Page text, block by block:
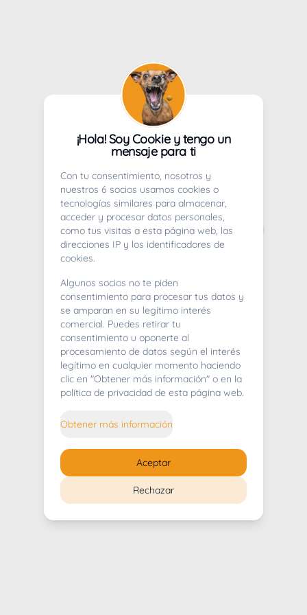
404
Whoops! Lo sentimos mucho.
¡Hola! Soy Cookie y tengo un
mensaje para ti
Con tu consentimiento, nosotros y
nuestros 6 socios usamos cookies o
tecnologías similares para almacenar,
acceder y procesar datos personales,
como tus visitas a esta página web, las
direcciones IP y los identificadores de
cookies.
Algunos socios no te piden
consentimiento para procesar tus datos y
se amparan en su legítimo interés
comercial. Puedes retirar tu
consentimiento u oponerte al
procesamiento de datos según el interés
legítimo en cualquier momento haciendo
clic en "Obtener más información" o en la
política de privacidad de esta página web.
Obtener más información
Rechazar
Aceptar